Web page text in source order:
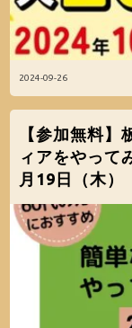
2024-09-26
【参加無料
ィアをやって
月19日（木）